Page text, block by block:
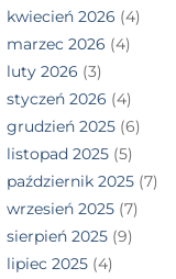
kwiecień 2026 (4)
marzec 2026 (4)
luty 2026 (3)
styczeń 2026 (4)
grudzień 2025(6)
listopad 2025(5)
październik 2025(7)
wrzesień 2025(7)
sierpień 2025(9)
lipiec 2025(4)